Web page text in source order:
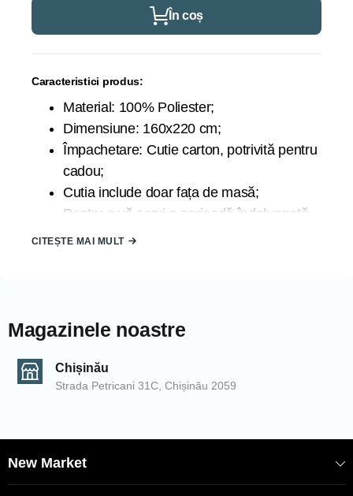
În coș
Caracteristici produs:
Material: 100% Poliester;
Dimensiune: 160x220 cm;
Împachetare: Cutie carton, potrivită pentru
cadou;
Cutia include doar fața de masă;
Pentru a vă servi o perioadă îndelungată
de timp se recomandă spălarea la 30
Datorită luminii la care sunt expuse produsele în timpul
fotografierii și din cauza blitz-ului camerei de fotografiat,
produsele pot căpăta nuanțe diferite. De asemenea,
nuanțele pot să difere de la un calculator la altul.
CITEȘTE MAI MULT
Magazinele noastre
Chișinău
Strada Petricani 31C, Chișinău 2059
New Market